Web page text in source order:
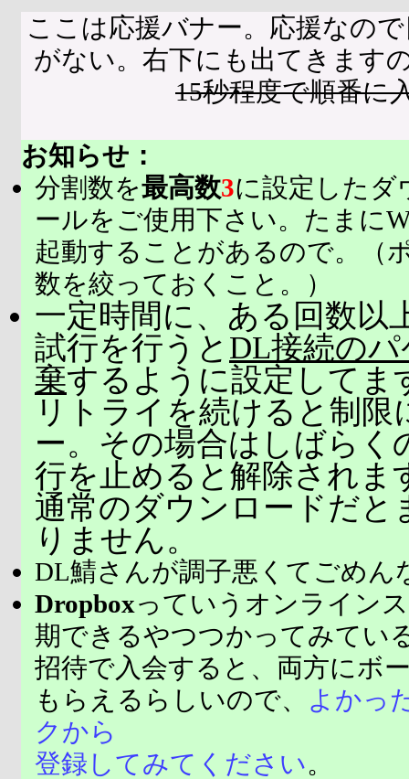
ここは応援バナー。応援なの
がない。右下にも出てきます
15秒程度で順番に
お知らせ：
分割数を最高数3に設定したダ
ールをご使用下さい。たまに
起動することがあるので。（
数を絞っておくこと。）
一定時間に、ある回数以
試行を行うと DL接続の
棄するように設定してま
リトライを続けると制限
ー。その場合はしばらく
行を止めると解除されま
通常のダウンロードだと
りません。
DL鯖さんが調子悪くてごめん
Dropboxっていうオンライン
期できるやつつかってみてい
招待で入会すると、両方にボ
もらえるらしいので、
よかっ
クから
登録してみてください。